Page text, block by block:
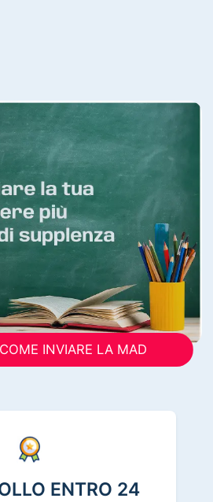
INVIARE LA MAD
ENTRO 24